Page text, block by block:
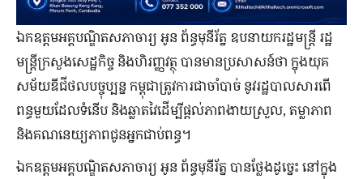
ឯកឧត្តមអគ្គបណ្ឌិតសភាចារ្យ អូន ព័ន្ធមុនីរ័ត្ន ឧបនាយករដ្ឋមន្ត្រី រដ្ឋ
មន្ត្រីក្រសួងសេដ្ឋកិច្ច និងហិរញ្ញវត្ថុ បានមានប្រសាសន៍ថា ក្នុងយុគ
សម័យឌីជីថលបច្ចុប្បន្ន កម្ពុជាត្រូវការជាចាំបាច់ នូវរដ្ឋបាលសារពើ
ពន្ធមួយដែលទំនើប និងឆ្លាតវៃដើម្បីផ្ដល់ភាពងាយស្រួល, តម្លាភាព
និងគណនេយ្យភាពជូនអ្នកជាប់ពន្ធ។
ឯកឧត្តមអគ្គបណ្ឌិតសភាចារ្យ អូន ព័ន្ធមុនីរ័ត្ន បានថ្លែងដូច្នេះ នៅក្នុង